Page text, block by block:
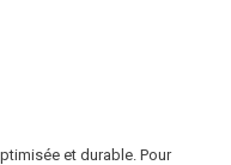
et durable. Pour